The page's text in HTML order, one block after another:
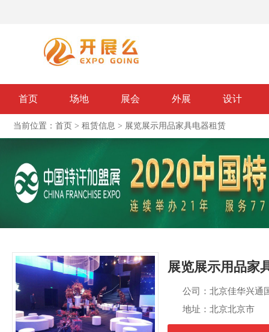
首页 场地 展会 外展 设计
当前位置： 首页 > 租赁信息 > 展览展示用品家具电器租赁
展览展示用品家
公司：北京佳华兴通
地址：北京北京市